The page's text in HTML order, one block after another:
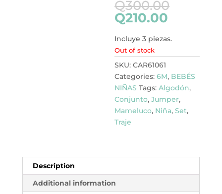
Q300.00
Q210.00
Incluye 3 piezas.
Out of stock
SKU:CAR61061
Categories:6M, BEBÉS
NIÑAS Tags:Algodón,
Conjunto,Jumper,
Mameluco, Niña,Set,
Traje
Description
Additional information